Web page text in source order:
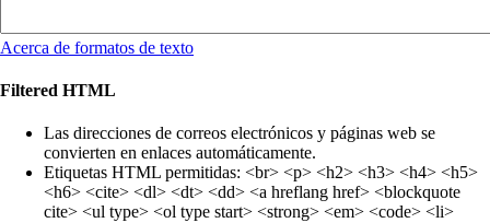
Acerca de formatos de texto
Filtered HTML
Las direcciones de correos electrónicos y páginas web se
convierten en enlaces automáticamente.
Etiquetas HTML permitidas: <br> <p> <h2> <h3> <h4> <h5>
<h6> <cite> <dl> <dt> <dd> <a hreflang href> <blockquote
cite> <ul type> <ol type start> <strong> <em> <code> <li>